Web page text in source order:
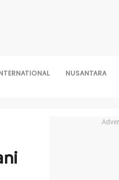
INTERNATIONAL NUSANTARA